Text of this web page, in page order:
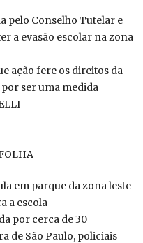
pelo Conselho Tutelar e
a evasão escolar na zona
ação fere os direitos da
ser uma medida
em parque da zona leste
a escola
por cerca de 30
de São Paulo, policiais